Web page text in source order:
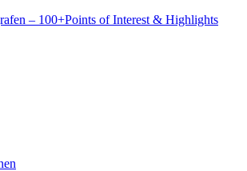
– 100+Points of Interest & Highlights